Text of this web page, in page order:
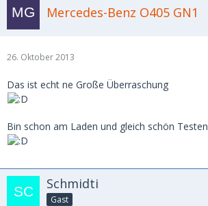
Mercedes-Benz O405 GN1
26. Oktober 2013
Das ist echt ne Große Überraschung
Bin schon am Laden und gleich schön Testen
Schmidti
Gast